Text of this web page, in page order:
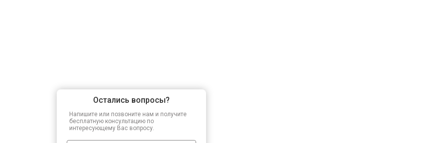
Остались вопросы?
Напишите или позвоните нам и получите
бесплатную консультацию по
интересующему Вас вопросу.